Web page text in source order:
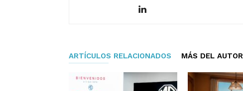
ARTÍCULOS RELACIONADOS MÁS DEL AUTOR